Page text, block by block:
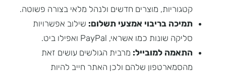
קטגוריות, מוצרים חדשים ולנהל מלאי בצורה פשוטה.
תמיכה בריבוי אמצעי תשלום: שילוב אפשרויות
סליקה שונות כמו אשראי, PayPal ואפילו ביט.
התאמה למובייל: מרבית הגולשים עושים זאת
מהסמארטפון שלהם ולכן האתר חייב להיות